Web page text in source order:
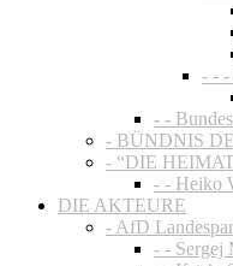
- - -
- -
- BÜNDNIS
- “DIE
- - Heiko
DIE AKTEURE
- AfD
- - Sergej